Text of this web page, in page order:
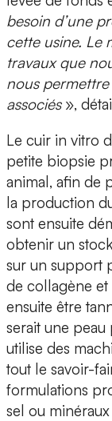
besoin d’une
cette usine. Le
travaux que
nous permettre
associés»,
Le cuir in vitro
petite biopsie
animal, afin de
la production
sont ensuite
obtenir un
sur un support
de collagène et
ensuite être
serait une peau
utilise des
tout le savoir-
formulations
sel ou